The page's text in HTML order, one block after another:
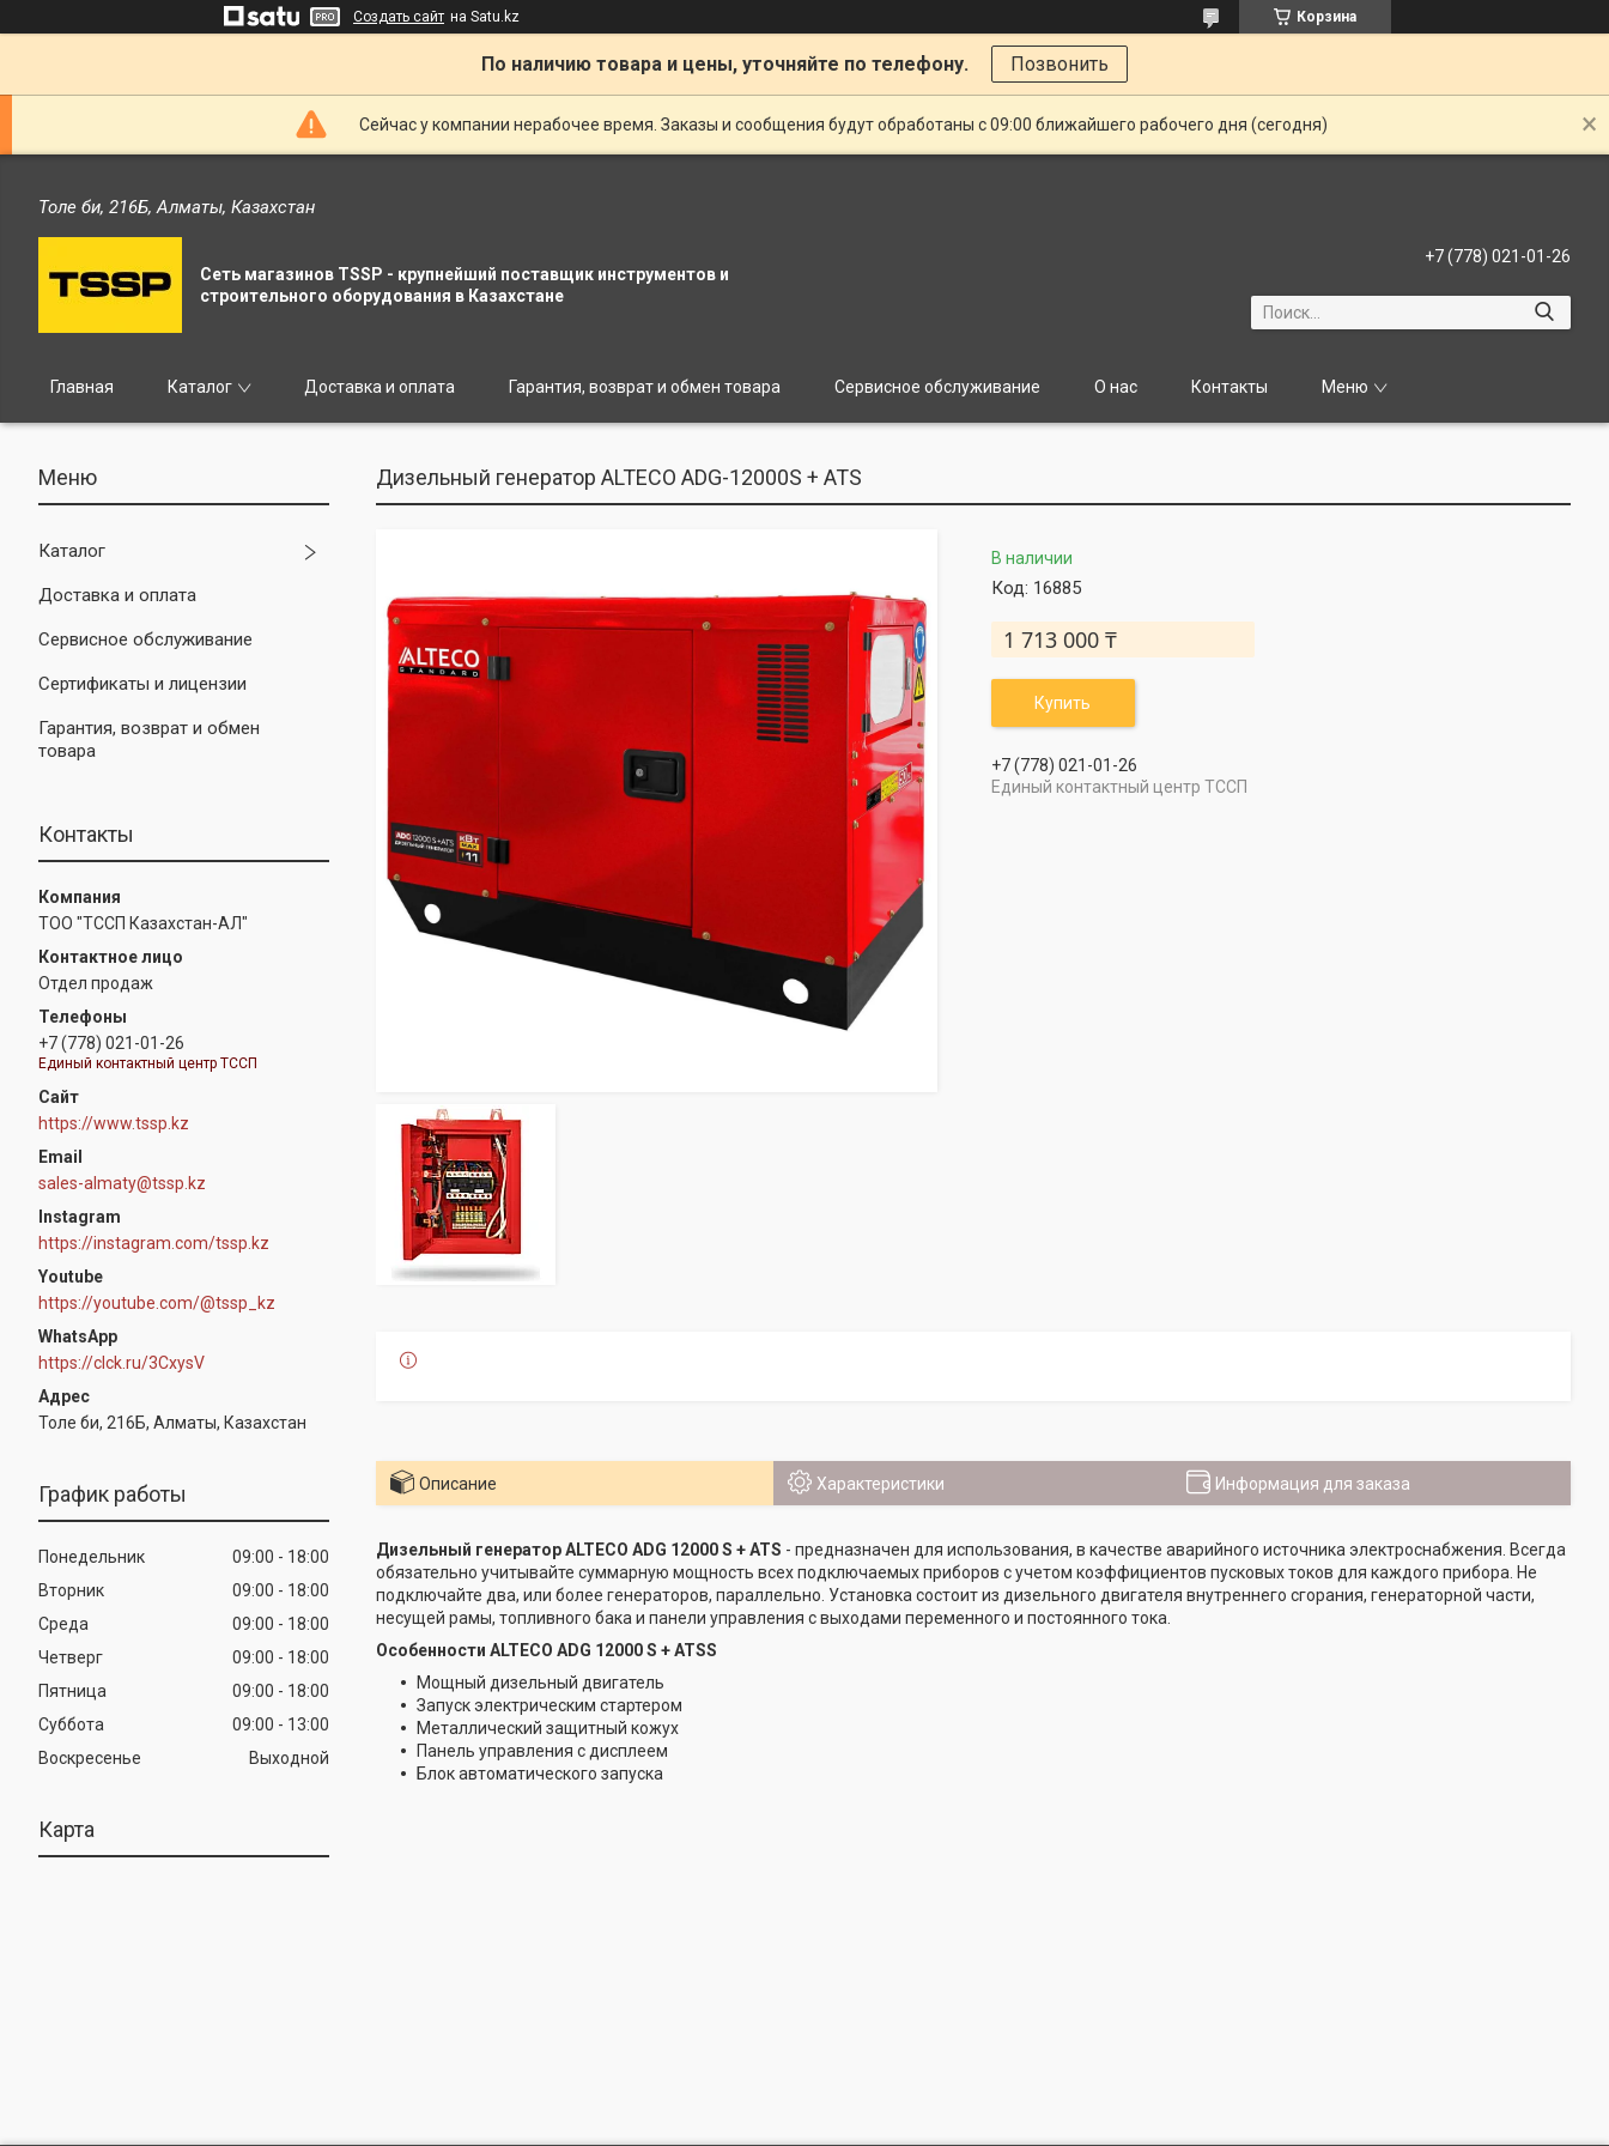
Создать сайт на Satu.kz Корзина
По наличию товара и цены, уточняйте по телефону. Позвонить
Сейчас у компании нерабочее время. Заказы и сообщения будут обработаны с 09:00 ближайшего рабочего дня (сегодня)
Толе би, 216Б, Алматы, Казахстан
Сеть магазинов TSSP - крупнейший поставщик инструментов и
строительного оборудования в Казахстане
+7 (778) 021-01-26
Главная Каталог Доставка и оплата Гарантия, возврат и обмен товара Сервисное обслуживание О нас Контакты Меню
Каталог
Доставка и оплата
Сервисное обслуживание
Сертификаты и лицензии
Гарантия, возврат и обмен
товара
Контакты
ТОО "ТССП Казахстан-АЛ"
Отдел продаж
+7 (778) 021-01-26
Единый контактный центр ТССП
https://www.tssp.kz
sales-almaty@tssp.kz
Instagram
https://instagram.com/tssp.kz
Youtube
https://youtube.com/@tssp_kz
WhatsApp
https://clck.ru/3CxysV
Толе би, 216Б, Алматы, Казахстан
График работы
Понедельник 09:00
18:00
Вторник
09:00
18:00
Среда
09:00
18:00
Четверг
09:00
18:00
Пятница
09:00
18:00
Суббота
09:00
13:00
Воскресенье
Выходной
Карта
Дизельный генератор ALTECO ADG-12000S + ATS
В наличии
Код: 16885
1 713 000 ₸
Купить
+7 (778) 021-01-26
Единый контактный центр ТССП
Описание Характеристики Информация для заказа
Дизельный генератор ALTECO ADG 12000 S + ATS - предназначен для использования, в качестве аварийного источника электроснабжения. Всегда
обязательно учитывайте суммарную мощность всех подключаемых приборов с учетом коэффициентов пусковых токов для каждого прибора. Не
подключайте два, или более генераторов, параллельно. Установка состоит из дизельного двигателя внутреннего сгорания, генераторной части,
несущей рамы, топливного бака и панели управления с выходами переменного и постоянного тока.
Особенности ALTECO ADG 12000 S + ATSS
Мощный дизельный двигатель
Запуск электрическим стартером
Металлический защитный кожух
Панель управления с дисплеем
Блок автоматического запуска